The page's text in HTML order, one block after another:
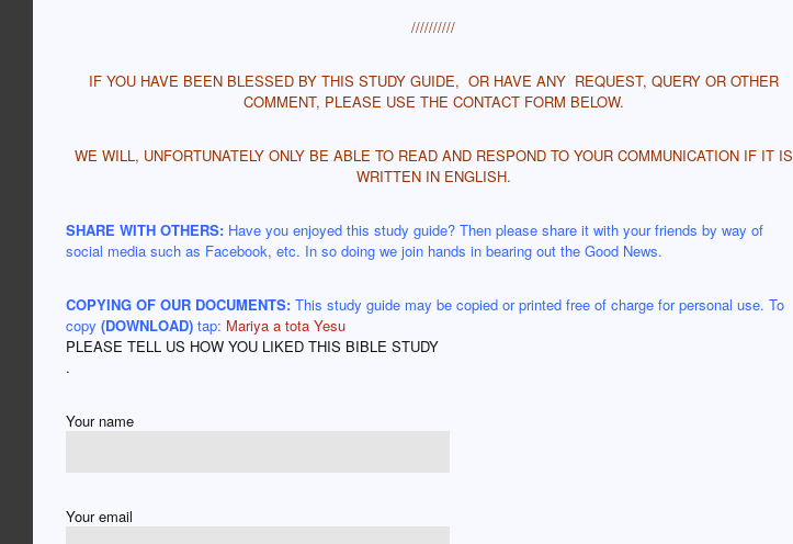
//////////
IF YOU HAVE BEEN BLESSED BY THIS STUDY GUIDE, OR HAVE ANY REQUEST, QUERY OR OTHER
COMMENT, PLEASE USE THE CONTACT FORM BELOW.
WE WILL, UNFORTUNATELY ONLY BE ABLE TO READ AND RESPOND TO YOUR COMMUNICATION IF IT IS
WRITTEN IN ENGLISH.
SHARE WITH OTHERS: Have you enjoyed this study guide? Then please share it with your friends by way of
social media such as Facebook, etc. In so doing we join hands in bearing out the Good News.
COPYING OF OUR DOCUMENTS: This study guide may be copied or printed free of charge for personal use. To
copy (DOWNLOAD) tap: Mariya a tota Yesu
PLEASE TELL US HOW YOU LIKED THIS BIBLE STUDY
.
Your name
Your email